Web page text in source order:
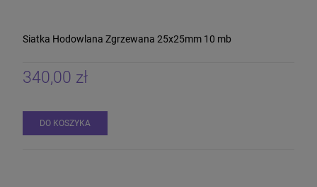
Siatka Hodowlana Zgrzewana 25x25mm 10 mb
340,00 zł
DO KOSZYKA